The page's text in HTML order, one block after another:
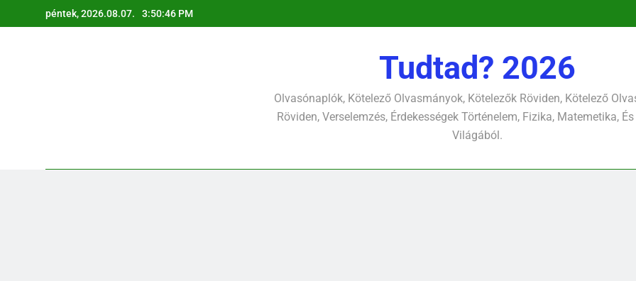
a
péntek, 2026.08.07. 3:50:48 PM
Tudtad? 2026
Olvasónaplók, Kötelező Olvasmányok, Kötelezők Röviden, Kötelező
Röviden, Verselemzés, Érdekességek Történelem, Fizika, Matemetika,
Világából.